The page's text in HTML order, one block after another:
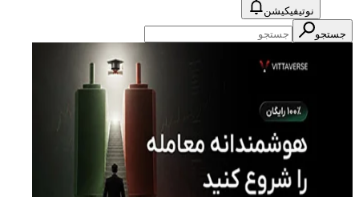
نوتیفیکیشن
جستجو